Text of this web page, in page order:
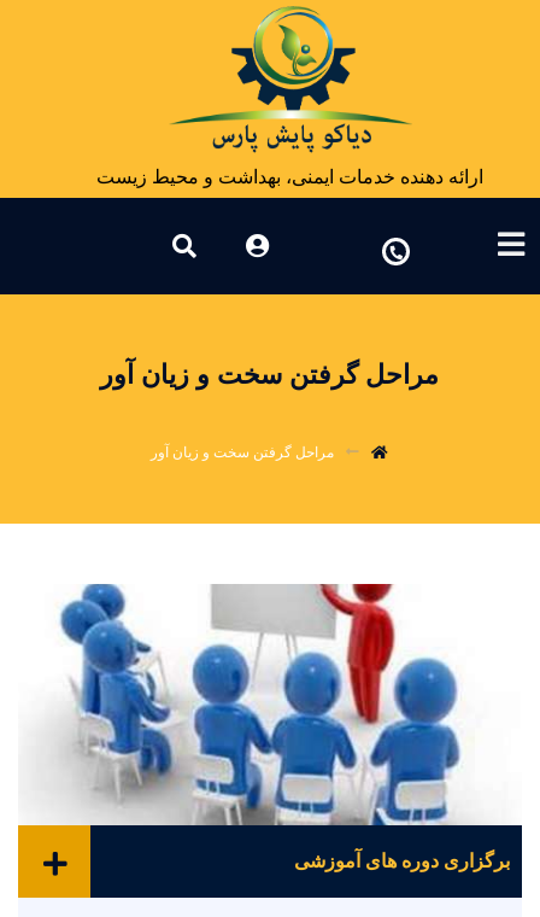
ارائه دهنده خدمات ایمنی، بهداشت و محیط زیست
مراحل گرفتن سخت و زیان آور
مراحل گرفتن سخت و زیان آور
برگزاری دوره های آموزشی